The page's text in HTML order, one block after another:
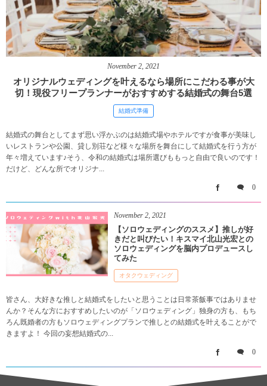
November 2, 2021
オリジナルウェディングを叶えるなら場所にこだわる事が大
切！現役フリープランナーがおすすめする結婚式の舞台5選
結婚式準備
結婚式の舞台としてまず思い浮かぶのは結婚式場やホテルですが食事が美味し
いレストランや公園、貸し別荘など様々な場所を舞台にして結婚式を行う方が
年々増えています♪そう、令和の結婚式は場所選びももっと自由で良いのです！
だけど、どんな所でオリジナ...
0
November 2,2021
【ソロウェディングのススメ】推しが好
きだと叫びたい！キスマイ北山光宏との
ソロウェディングを脳内プロデュースし
てみた
オタクウェディング
皆さん、大好きな推しと結婚式をしたいと思うことは日常茶飯事ではありませ
んか？そんな方におすすめしたいのが「ソロウェディング」独身の方も、もち
ろん既婚者の方もソロウェディングプランで推しとの結婚式を叶えることがで
きますよ！ 今回の妄想結婚式の...
0